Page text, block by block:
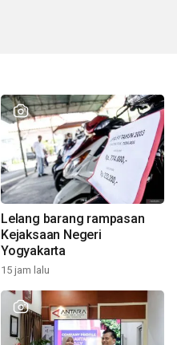
Lelang barang rampasan
Kejaksaan Negeri
Yogyakarta
15 jam lalu